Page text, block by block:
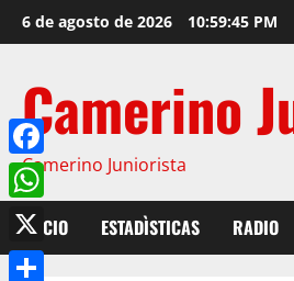
6 de agosto de 2026 10:59:46 PM
Camerino
Camerino Juniorista
INICIO ESTADÌSTICAS RADIO
Facebook
WhatsApp
X